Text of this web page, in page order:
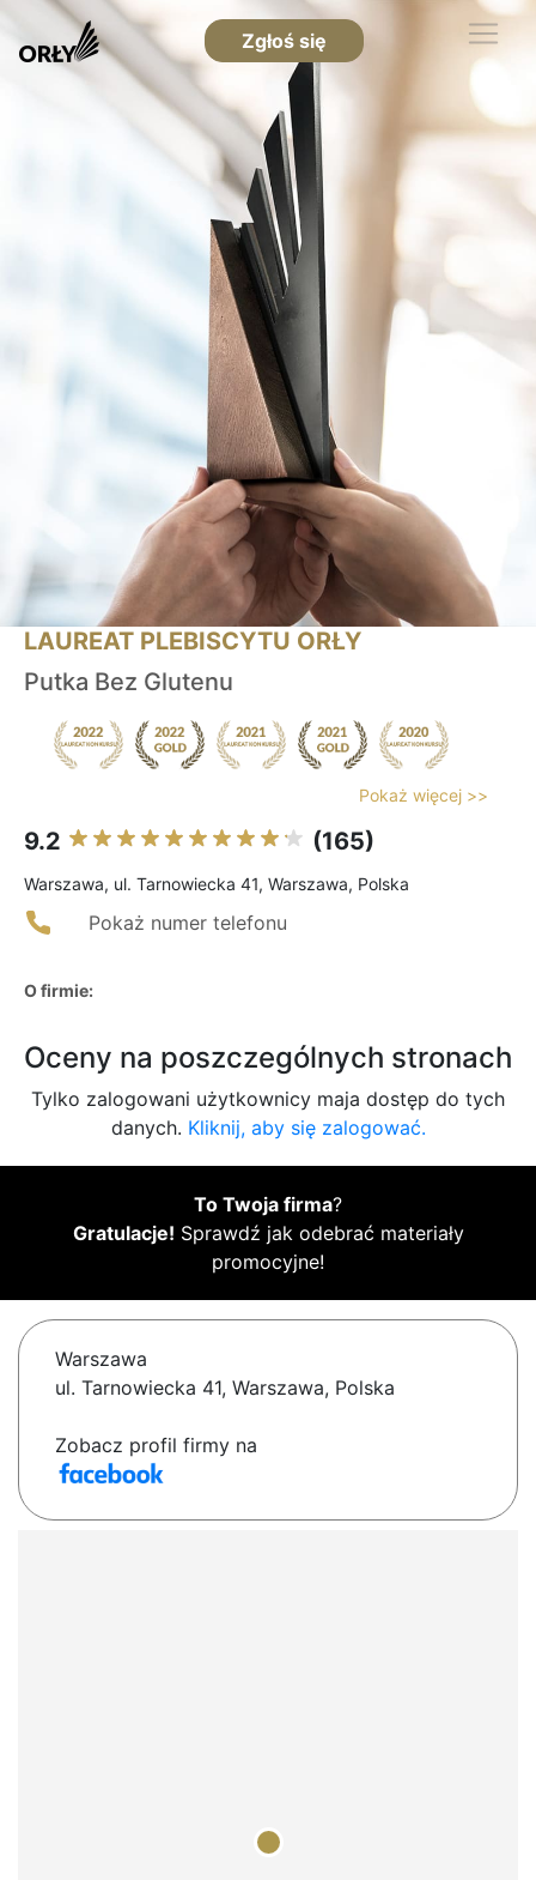
Zgłoś się
LAUREAT PLEBISCYTU ORŁY
Putka Bez Glutenu
Pokaż więcej >>
9.2 (165)
Warszawa, ul. Tarnowiecka 41, Warszawa, Polska
Pokaż numer telefonu
O firmie:
Oceny na poszczególnych stronach
Tylko zalogowani użytkownicy maja dostęp do tych
danych. Kliknij, aby się zalogować.
To Twoja firma?
Gratulacje! Sprawdź jak odebrać materiały
promocyjne!
Warszawa
ul. Tarnowiecka 41, Warszawa, Polska
Zobacz profil firmy na